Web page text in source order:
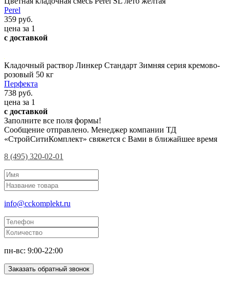
Perel
359 руб.
цена за 1
с доставкой
Кладочный раствор Линкер Стандарт Зимняя серия кремово-
розовый 50 кг
Перфекта
738 руб.
цена за 1
с доставкой
Заполните все поля формы!
Сообщение отправлено. Менеджер компании ТД
«СтройСитиКомплект» свяжется с Вами в ближайшее время
8 (495) 320-02-01
info@cckomplekt.ru
пн-вс: 9:00-22:00
Заказать обратный звонок